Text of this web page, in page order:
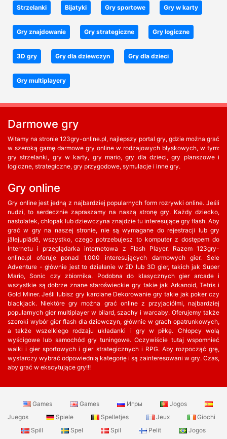
Strzelanki Bijatyki Gry sportowe Gry w karty
Gry znajdowanie Gry strategiczne Gry logiczne
3D gry Gry dla dziewczyn Gry dla dzieci
Gry multiplayery
Darmowe gry
Witamy na stronie 123gry-online.pl, najlepszy portal gry, gdzie można grać
w szeroką gamę darmowe gry online w rodzajowych błyskowych, w tym:
gry strzelanki, gry w karty, gry mario, gry dla dzieci, gry planszowe i
logiczne, strategiczne, gry przygodowe, symulacje i inne gry.
Gry online
Gry online jest jedną z najbardziej popularnych form rozrywki online. Jeśli
nudzi, to serdecznie zapraszamy na naszą stronę gry. Każdy dziecko,
nastolatek, chłopak lub dziewczyna znajdzie tu interesujące gry flash. Aby
grać w gry na naszej stronie, nie są wymagane do rejestracji lub gry
jālejuplādē, wszystko, czego potrzebujesz to komputer z dostępem do
Internetu i przeglądarka internetowa z Flash Player. Razem 123gry-
online.pl oferuje ponad 1.000 interesujących darmowych gier. Sele
Adventure - głównie jest to działanie w 2D lub 3D gier, takich jak Super
Mario, Sonic czy zbiornika. Podobna do klasycznych gier arcade i
wszystkie są dobrze znane staroświeckie gry takie jak Arkanoid, Tetris i
Gold Miner. Jeśli lubisz gry karciane Dekorowanie gry takie jak poker czy
blackjack. Niektóre gry można grać online z przyjaciółmi, najbardziej
popularnych gier multiplayer w bilard, szachy i warcaby. Oferujemy także
szeroki wybór gier flash dla dziewczyn, głównie w grach opatrunkowych,
a także wszelkiego rodzaju układanki i gry w piłkę. Chłopcy wolą
wyścigowe lub samochód gry tuningowe. Oczywiście tutaj wspomnieć
walki i gier sportowych i gier strategicznych i RPG. Aby rozpocząć grę,
wystarczy wybrać odpowiednią kategorię i są zainteresowani w gry. Czas,
aby grać w ekscytujące gry!!!
Games Games Игры
Jogos
Juegos
Spiele Spelletjes Jeux
Giochi
Spill
Spel Spil Pelit
Jogos